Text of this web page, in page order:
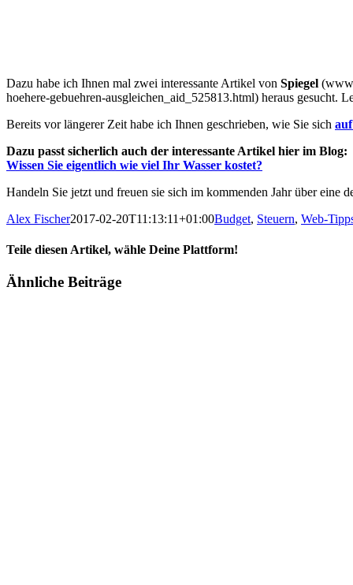
Dazu habe ich Ihnen mal zwei interessante Artikel von Spiegel
hoehere-gebuehren-ausgleichen_aid_525813.html) heraus gesucht.
Bereits vor längerer Zeit habe ich Ihnen geschrieben, wie Sie sich
Dazu passt sicherlich auch der interessante Artikel hier im Blog:
Wissen Sie eigentlich wie viel Ihr Wasser kostet?
Handeln Sie jetzt und freuen sie sich im kommenden Jahr über eine
Alex Fischer2017-02-20T11:13:11+01:00Budget, Steuern, Web-
Teile diesen Artikel, wähle Deine Plattform!
Facebook
Twitter
Reddit
LinkedIn
Tumblr
Pinterest
Vk
E-
Ähnliche Beiträge